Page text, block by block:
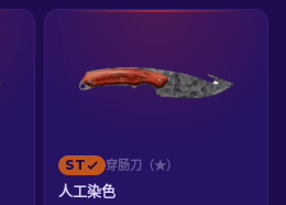
ST 穿肠刀（★）
人工染色